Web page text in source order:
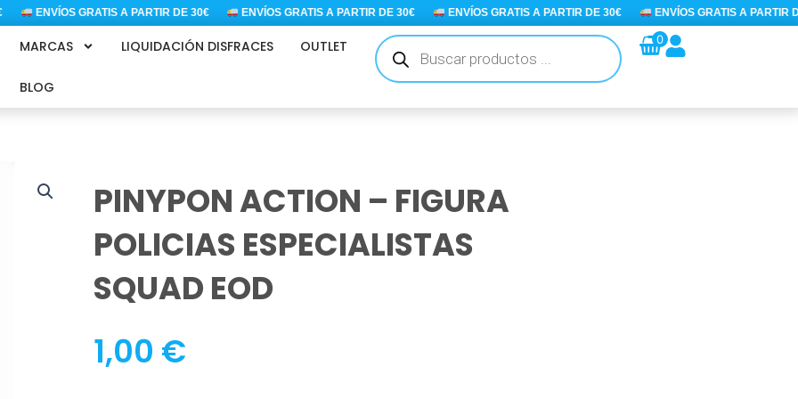
ENVÍOS GRATIS A PARTIR DE 30€ ENVÍOS GRATIS A PARTIR DE 30€ ENVÍOS GRATIS A PARTIR DE 30€ ENVÍOS GRATIS A PARTIR DE
MARCAS LIQUIDACIÓN DISFRACES OUTLET
BLOG
Búsqueda
de
productos
0
PINYPON ACTION – FIGURA
POLICIAS ESPECIALISTAS
SQUAD EOD
1,00 €